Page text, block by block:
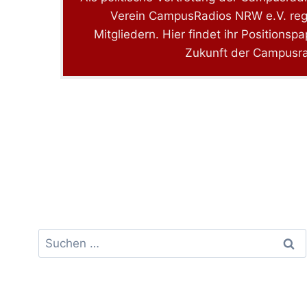
Verein CampusRadios NRW e.V.
Mitgliedern. Hier findet ihr
Zukunft der
Suchen
nach: